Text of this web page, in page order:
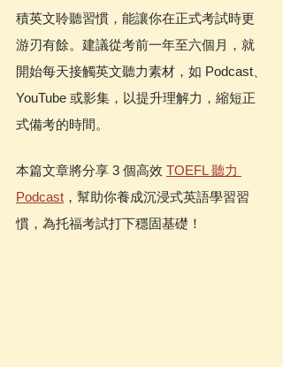
積英文聆聽習慣，能讓你在正式考試時更
游刃有餘。建議從考前一年至六個月，就
開始每天接觸英文聽力素材，如 Podcast、
YouTube 或影集，以提升理解力，縮短正
式備考的時間。
本篇文章將分享 3 個高效 TOEFL 聽力
Podcast ，幫助你養成沉浸式英語學習習
慣，為托福考試打下穩固基礎！